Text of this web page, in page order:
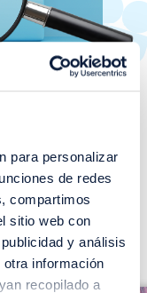
para personalizar
de redes
compartimos
sitio web con
y análisis
información
recopilado a